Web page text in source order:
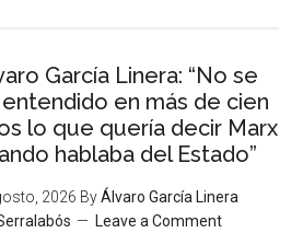
García Linera: “No se
entendido en más de cien
lo que quería decir Marx
hablaba del Estado”
2026 ByÁlvaro García Linera
Leave a Comment